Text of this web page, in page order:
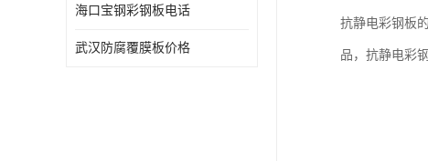
海口宝钢彩钢板电话
武汉防腐覆膜板价格
抗静电彩钢板
品，抗静电彩